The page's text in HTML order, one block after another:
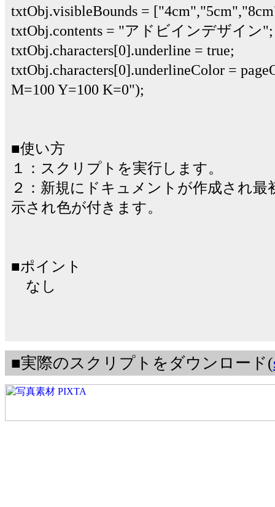
txtObj.visibleBounds =
txtObj.contents = "アドビインデザイン";
txtObj.characters[0].underline = true;
txtObj.characters[0].underlineColor =
M=100 Y=100 K=0");
■使い方
１：スクリプトを実行します。
２：新規にドキュメントが作成され
示され色が付きます。
■ポイント
なし
■実際のスクリプトをダウンロード(